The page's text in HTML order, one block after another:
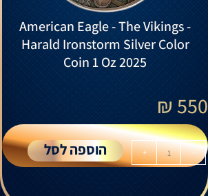
American Eagle - The Vikings -
Harald Ironstorm Silver Color
Coin 1 Oz 2025
550
₪
-
+ הוספה לסל